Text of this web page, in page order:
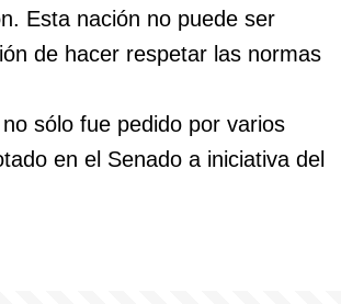
Esta nación no puede ser
de hacer respetar las normas
sólo fue pedido por varios
en el Senado a iniciativa del